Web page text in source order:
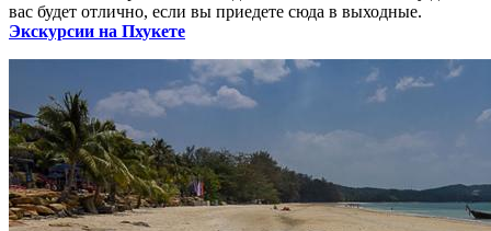
вас будет отлично, если вы приедете сюда в выходные.
Экскурсии на Пхукете